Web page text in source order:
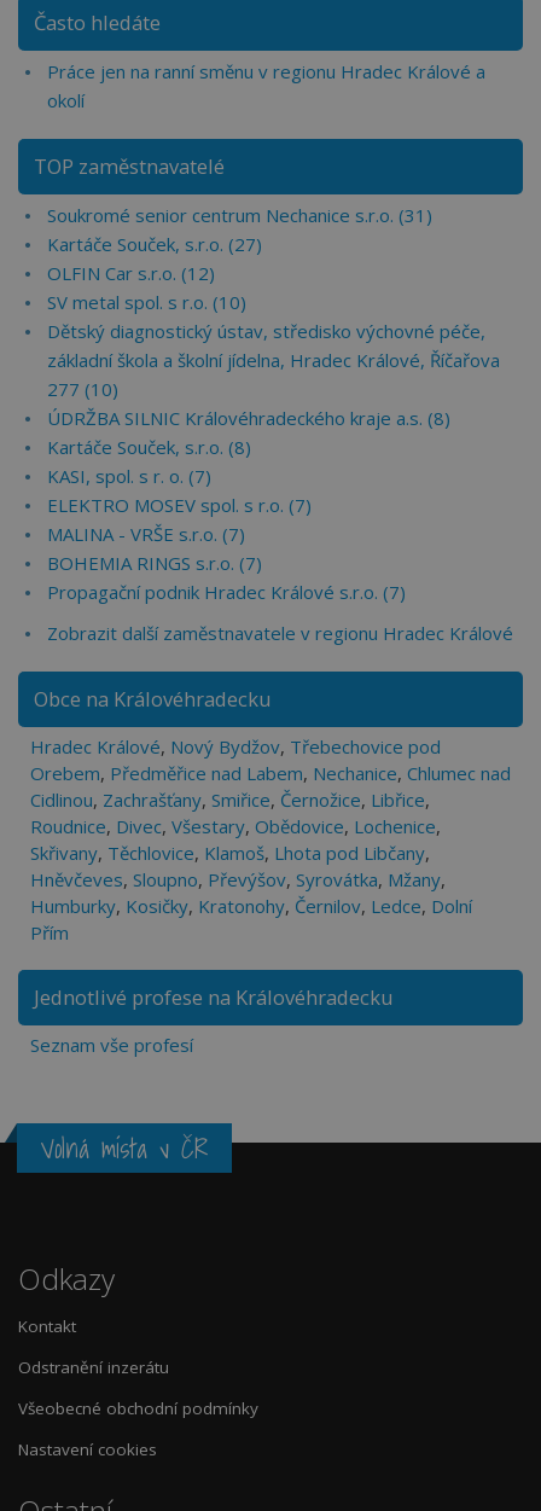
Často hledáte
Práce jen na ranní směnu v regionu Hradec Králové a
okolí
TOP zaměstnavatelé
Soukromé senior centrum Nechanice s.r.o. (31)
Kartáče Souček, s.r.o. (27)
OLFIN Car s.r.o. (12)
SV metal spol. s r.o. (10)
Dětský diagnostický ústav, středisko výchovné péče,
základní škola a školní jídelna, Hradec Králové, Říčařova
277 (10)
ÚDRŽBA SILNIC Královéhradeckého kraje a.s. (8)
Kartáče Souček, s.r.o. (8)
KASI, spol. s r. o. (7)
ELEKTRO MOSEV spol. s r.o. (7)
MALINA - VRŠE s.r.o. (7)
BOHEMIA RINGS s.r.o. (7)
Propagační podnik Hradec Králové s.r.o. (7)
Zobrazit další zaměstnavatele v regionu Hradec Králové
Obce na Královéhradecku
Hradec Králové, Nový Bydžov, Třebechovice pod
Orebem, Předměřice nad Labem, Nechanice, Chlumec nad
Cidlinou, Zachrašťany, Smiřice, Černožice, Libřice,
Roudnice, Divec, Všestary, Obědovice, Lochenice,
Skřivany, Těchlovice, Klamoš, Lhota pod Libčany,
Hněvčeves, Sloupno, Převýšov, Syrovátka, Mžany,
Humburky, Kosičky, Kratonohy, Černilov, Ledce, Dolní
Přím
Jednotlivé profese na Královéhradecku
Seznam vše profesí
Volná místa v ČR
Odkazy
Kontakt
Odstranění inzerátu
Všeobecné obchodní podmínky
Nastavení cookies